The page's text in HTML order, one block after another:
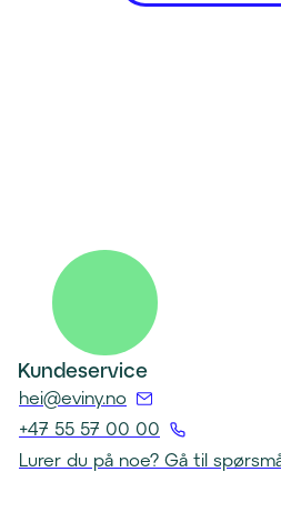
Kundeservice
hei@eviny.no(
Å
n
+47 55 57 00 00
(Lurer du på noe? Gå til